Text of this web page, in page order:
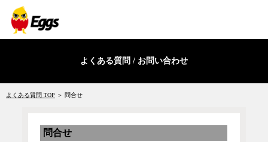
よくある質問 / お問い合わせ
よくある質問 TOP ＞ 問合せ
問合せ